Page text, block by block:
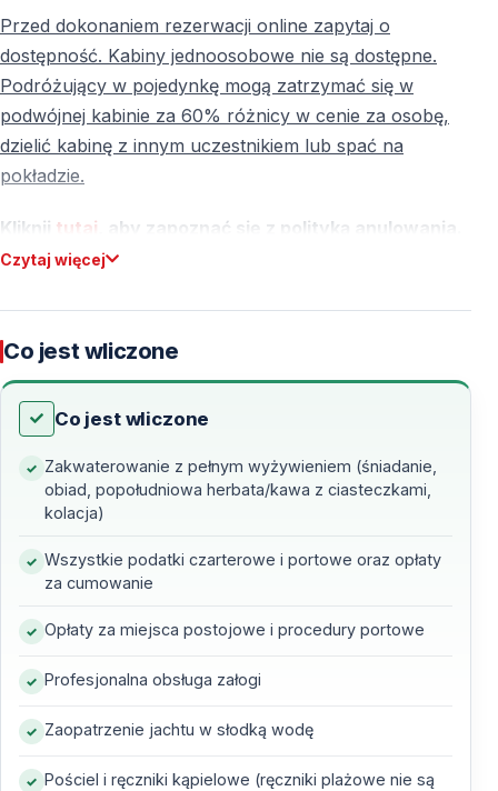
Przed dokonaniem rezerwacji online zapytaj o
dostępność. Kabiny jednoosobowe nie są dostępne.
Podróżujący w pojedynkę mogą zatrzymać się w
podwójnej kabinie za 60% różnicy w cenie za osobę,
dzielić kabinę z innym uczestnikiem lub spać na
pokładzie.
Kliknij tutaj , aby zapoznać się z polityką anulowania.
Dokonując rezerwacji niebieskiego rejsu,
Cicha Opowieść Turkusu: Niebieska Podróż
Przez Serce Turcji
Podróż rozpoczyna się w Fethiye, jednym z najbardziej
lubianych portów południowej Turcji, gdzie gwar
marina powoli ustępuje spokojowi Wybrzeża
Turkusowego. Po wypłynięciu na morze pierwsza
wyznacza rytm nadchodzących dni.
Następnego ranka ukazują się jedne z najsłynniejszych
cudów natury Turcji: wysokie klify, ukryte plaże i
głęboki błękit lagun, które rozsławiły to wybrzeże na
na wyspie tworzy niepowtarzalny klimat południowej
Turcji.
Czytaj więcej
Co jest wliczone
Co jest wliczone
Zakwaterowanie z pełnym wyżywieniem (śniadanie,
obiad, popołudniowa herbata/kawa z ciasteczkami,
kolacja)
Wszystkie podatki czarterowe i portowe oraz opłaty
za cumowanie
Opłaty za miejsca postojowe i procedury portowe
Profesjonalna obsługa załogi
Zaopatrzenie jachtu w słodką wodę
Pościel i ręczniki kąpielowe (ręczniki plażowe nie są